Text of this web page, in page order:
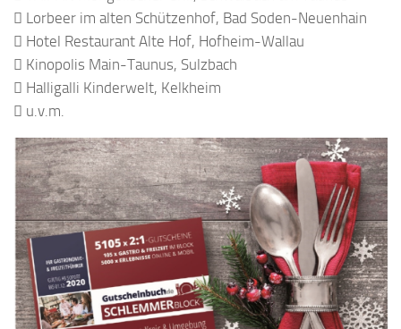
 Lorbeer im alten Schützenhof, Bad Soden-Neuenhain
 Hotel Restaurant Alte Hof, Hofheim-Wallau
 Kinopolis Main-Taunus, Sulzbach
 Halligalli Kinderwelt, Kelkheim
 u.v.m.